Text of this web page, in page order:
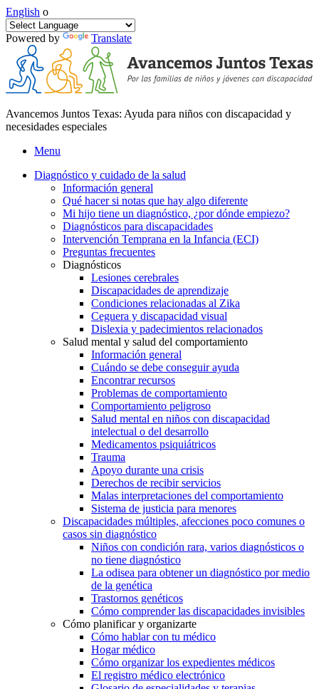
English o
Powered by Translate
Avancemos Juntos Texas: Ayuda para niños con discapacidad y
necesidades especiales
Menu
Diagnóstico y cuidado de la salud
Información general
Qué hacer si notas que hay algo diferente
Mi hijo tiene un diagnóstico, ¿por dónde empiezo?
Diagnósticos para discapacidades
Intervención Temprana en la Infancia (ECI)
Preguntas frecuentes
Diagnósticos
Lesiones cerebrales
Discapacidades de aprendizaje
Condiciones relacionadas al Zika
Ceguera y discapacidad visual
Dislexia y padecimientos relacionados
Salud mental y salud del comportamiento
Información general
Cuándo se debe conseguir ayuda
Encontrar recursos
Problemas de comportamiento
Comportamiento peligroso
Salud mental en niños con discapacidad
intelectual o del desarrollo
Medicamentos psiquiátricos
Trauma
Apoyo durante una crisis
Derechos de recibir servicios
Malas interpretaciones del comportamiento
Sistema de justicia para menores
Discapacidades múltiples, afecciones poco comunes o
casos sin diagnóstico
Niños con condición rara, varios diagnósticos o
no tiene diagnóstico
La odisea para obtener un diagnóstico por medio
de la genética
Trastornos genéticos
Cómo comprender las discapacidades invisibles
Cómo planificar y organizarte
Cómo hablar con tu médico
Hogar médico
Cómo organizar los expedientes médicos
El registro médico electrónico